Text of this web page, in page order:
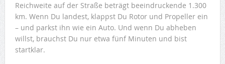
Reichweite auf der Straße beträgt beeindruckende 1.300
km. Wenn Du landest, klappst Du Rotor und Propeller ein
– und parkst ihn wie ein Auto. Und wenn Du abheben
willst, brauchst Du nur etwa fünf Minuten und bist
startklar.